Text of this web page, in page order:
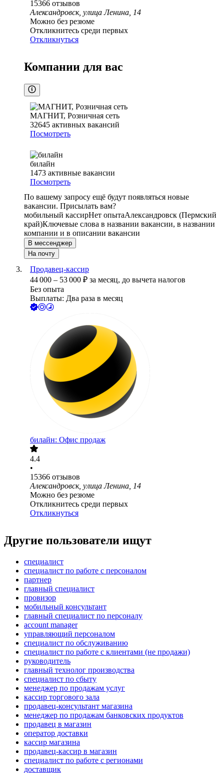
15366 отзывов
Александровск, улица Ленина, 14
Можно без резюме
Откликнитесь среди первых
Откликнуться
Компании для вас
МАГНИТ, Розничная сеть
32645 активных вакансий
Посмотреть
билайн
1473 активные вакансии
Посмотреть
По вашему запросу ещё будут появляться новые
вакансии. Присылать вам?
мобильный кассирНет опытаАлександровск (Пермский
край)Ключевые слова в названии вакансии, в названии
компании и в описании вакансии
В мессенджер
На почту
Продавец-кассир
44 000 – 53 000 ₽ за месяц, до вычета налогов
Без опыта
Выплаты: Два раза в месяц
билайн: Офис продаж
4.4
•
15366 отзывов
Александровск, улица Ленина, 14
Можно без резюме
Откликнитесь среди первых
Откликнуться
Другие пользователи ищут
специалист
специалист по работе с персоналом
партнер
главный специалист
провизор
мобильный консультант
главный специалист по персоналу
account manager
управляющий персоналом
специалист по обслуживанию
специалист по работе с клиентами (не продажи)
руководитель
главный технолог производства
специалист по сбыту
менеджер по продажам услуг
кассир торгового зала
продавец-консультант магазина
менеджер по продажам банковских продуктов
продавец в магазин
оператор доставки
кассир магазина
продавец-кассир в магазин
специалист по работе с регионами
доставщик